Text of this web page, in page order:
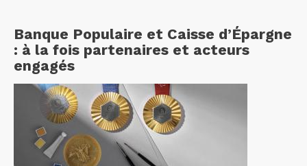
Banque Populaire et Caisse d’Épargne
: à la fois partenaires et acteurs
engagés